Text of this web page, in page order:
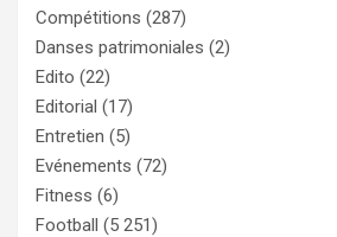
Compétitions (287)
Danses patrimoniales (2)
Edito (22)
Editorial (17)
Entretien (5)
Evénements (72)
Fitness (6)
Football (5 251)